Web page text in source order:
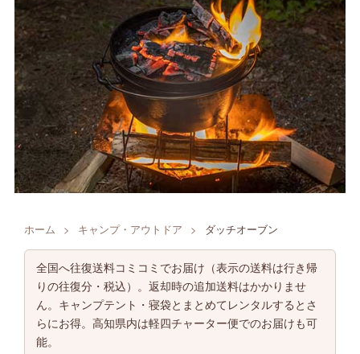
ホーム > キャンプ・アウトドア > ダッチオーブン
全国へ往復送料コミコミでお届け（表示の送料は行き帰
りの往復分・税込）。返却時の追加送料はかかりませ
ん。キャンプテント・寝袋とまとめてレンタルするとさ
らにお得。高知県内は軽四チャーター便でのお届けも可
能。